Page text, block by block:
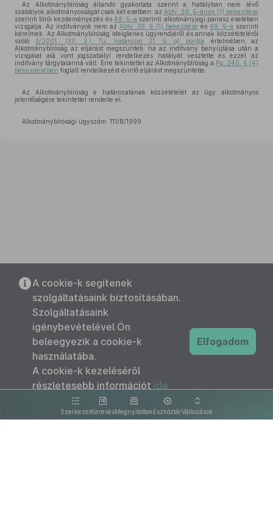
Az Alkotmánybíróság állandó gyakorlata szerint a hatályban nem lévő
szabályok alkotmányosságát csak két esetben: az Abtv. 38. §-ának (1) bekezdése
szerinti bírói kezdeményezés és 48. §-a szerinti alkotmányjogi panasz esetében
vizsgálja. Az indítványok nem az Abtv. 38. § (1) bekezdése és 48. §-a szerinti
kérelmek. Az Alkotmánybíróság ideiglenes ügyrendjéről és annak közzétételéről
szóló3/2001. (XII. 3.) Tü. határozat 31. § a) pontja értelmében az
Alkotmánybíróság az eljárást megszünteti, ha az indítvány benyújtása után a
vizsgálat alá vont jogszabályi rendelkezés hatályát vesztette és ezzel az
indítvány tárgytalanná vált. Erre tekintettel az Alkotmánybíróság a Pp. 340. § (4)
bekezdésében foglalt rendelkezést érintő eljárást megszüntette.
Az Alkotmánybíróság e határozatának közzétételét az ügy alkotmányos
jelentőségére tekintettel rendelte el.
Alkotmánybírósági ügyszám: 111/B/1999.
SzerkezetKeresésMegnyitottakEszköztárVáltozások
A cookie-k segítenek
szolgáltatásaink biztosításában.
Szolgáltatásaink
igénybevételével Ön
beleegyezik a cookie-k
használatába.
A cookie-k kezeléséről
részletesebb információt ide
kattintva olvashat.
Elfogadom